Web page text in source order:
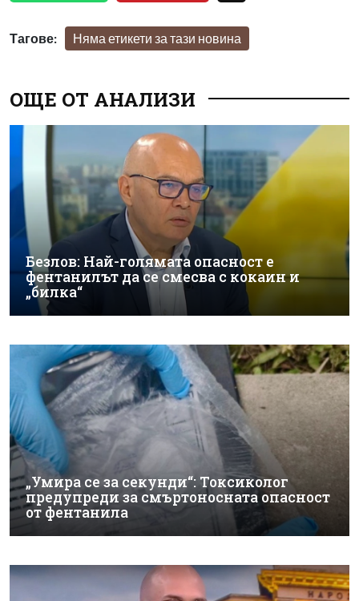
Тагове: Няма етикети за тази новина
ОЩЕ ОТ АНАЛИЗИ
Безлов: Най-голямата опасност е
фентанилът да се смесва с кокаин и
„билка“
„Умира се за секунди“: Токсиколог
предупреди за смъртоносната опасност
от фентанила